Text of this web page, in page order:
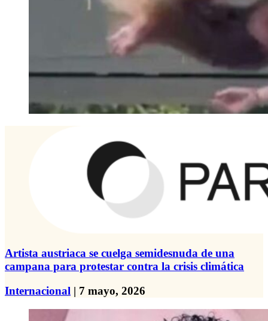
Artista austriaca se cuelga semidesnuda de una
campana para protestar contra la crisis climática
Internacional | 7 mayo, 2026